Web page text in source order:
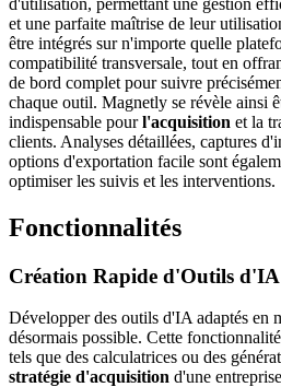
et une parfaite maîtrise de leur
être intégrés sur n'importe quelle
compatibilité transversale, tout en
de bord complet pour suivre
chaque outil. Magnetly se révèle ainsi
indispensable pourl'acquisition et la
clients. Analyses détaillées, captures
options d'exportation facile sont
optimiser les suivis et les interventions.
Fonctionnalités
Création Rapide d'Outils d'IA
Développer des outils d'IA adaptés en
désormais possible. Cette
tels que des calculatrices ou des
stratégie d'acquisition d'une